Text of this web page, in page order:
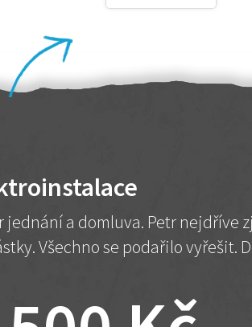
jednání a domluva. Petr nejdříve
Všechno se podařilo vyřešit.